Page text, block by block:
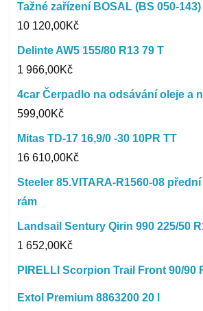
Tažné zařízení BOSAL (BS 050-143)
10 120,00Kč
Delinte AW5 155/80 R13 79 T
1 966,00Kč
4car Čerpadlo na odsávání oleje a
599,00Kč
Mitas TD-17 16,9/0 -30 10PR TT
16 610,00Kč
Steeler 85.VITARA-R1560-08
rám
Landsail Sentury Qirin 990 225/50
1 652,00Kč
PIRELLI Scorpion Trail Front 90/90
Extol Premium 8863200 20 l